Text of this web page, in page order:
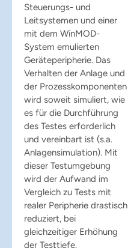
Steuerungs- und
Leitsystemen und einer
mit dem WinMOD-
System emulierten
Geräteperipherie. Das
Verhalten der Anlage und
der Prozesskomponenten
wird soweit simuliert, wie
es für die Durchführung
des Testes erforderlich
und vereinbart ist (s.a.
Anlagensimulation). Mit
dieser Testumgebung
wird der Aufwand im
Vergleich zu Tests mit
realer Peripherie drastisch
reduziert, bei
gleichzeitiger Erhöhung
der Testtiefe.